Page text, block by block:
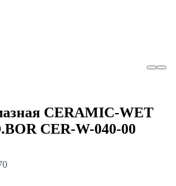
CERAMIC-WET
CER-W-040-00